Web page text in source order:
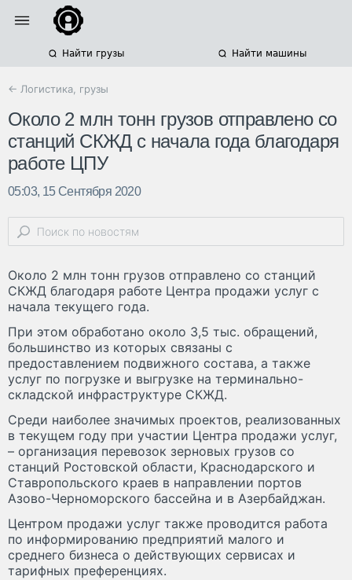
Найти грузы Найти машины
← Логистика, грузы
Около 2 млн тонн грузов отправлено со
станций СКЖД с начала года благодаря
работе ЦПУ
05:03, 15 Сентября 2020
Около 2 млн тонн грузов отправлено со станций
СКЖД благодаря работе Центра продажи услуг с
начала текущего года.
При этом обработано около 3,5 тыс. обращений,
большинство из которых связаны с
предоставлением подвижного состава, а также
услуг по погрузке и выгрузке на терминально-
складской инфраструктуре СКЖД.
Среди наиболее значимых проектов, реализованных
в текущем году при участии Центра продажи услуг,
– организация перевозок зерновых грузов со
станций Ростовской области, Краснодарского и
Ставропольского краев в направлении портов
Азово-Черноморского бассейна и в Азербайджан.
Центром продажи услуг также проводится работа
по информированию предприятий малого и
среднего бизнеса о действующих сервисах и
тарифных преференциях.